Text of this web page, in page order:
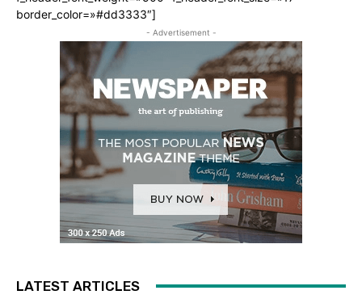
border_color=»#dd3333″]
- Advertisement -
LATEST ARTICLES